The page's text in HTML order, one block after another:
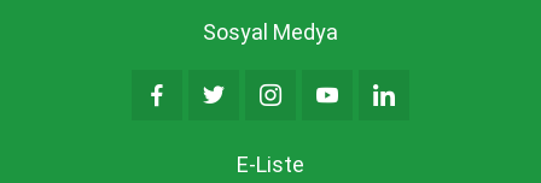
Sosyal Medya
E-Liste